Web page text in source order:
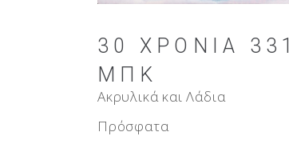
30 ΧΡΌΝΙΑ 331
ΜΠΚ
Ακρυλικά και Λάδια
Πρόσφατα